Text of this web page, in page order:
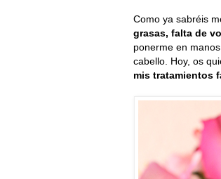
Como ya sabréis
grasas, falta de
ponerme en
cabello. Hoy, os
mis tratamientos